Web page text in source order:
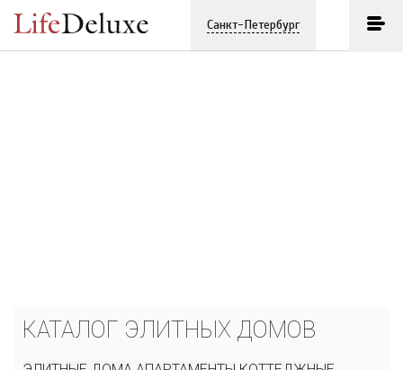
Санкт-Петербург
КАТАЛОГ ЭЛИТНЫХ ДОМОВ